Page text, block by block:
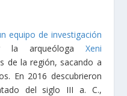
equipo de investigación
la arqueóloga Xeni
de la región, sacando a
En 2016 descubrieron
del siglo III a. C.,